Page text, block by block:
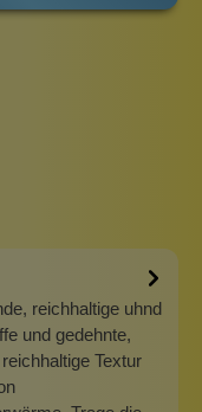
reichhaltige uhnd
und gedehnte,
Textur